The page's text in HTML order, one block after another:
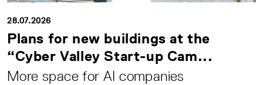
28.07.2026
Plans for new buildings at the
“Cyber Valley Start-up Cam...
More space for AI companies